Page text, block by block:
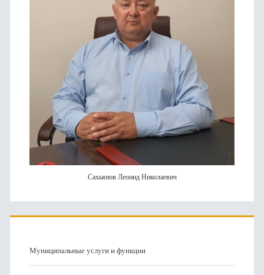
Сахьянов Леонид Николаевич
Муниципальные услуги и функции